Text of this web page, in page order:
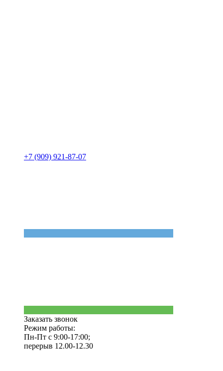
+7 (909) 921-87-07
Заказать звонок
Режим работы:
Пн-Пт с 9:00-17:00;
перерыв 12.00-12.30